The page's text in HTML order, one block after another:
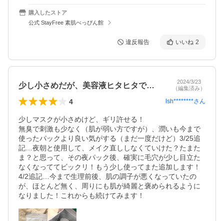
購入したストア
公式 StayFree 素肌べっぴん館
違反報告 いいね 2
少し小さめだが、美容液ヒタヒタで良い
2024/3/23
（編集済み）
4 lsh********さん
少しマスクが小さめけど、ギリ許せる！
無臭で刺激も少なく（肌が弱い方ですが）、潤いも今まで
使ったパックより良い気がする（まだ一度だけど）3/25追
記…夜朝と使用して、メイク直ししなくていけた？たまた
ま？と思って、その夜パック後、確実に毛穴が少し目立た
なくなっててビックリ！もう少し使ってまた追加します！
4/2追記…今まで生理前後、肌の調子が悪くなっていたの
が、ほとんど無く、周りにも肌が綺麗と褒められるように
なりました！これからも続けてみます！